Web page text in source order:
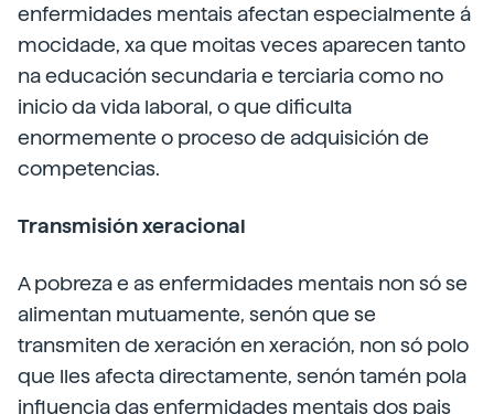
enfermidades mentais afectan especialmente á
mocidade, xa que moitas veces aparecen tanto
na educación secundaria e terciaria como no
inicio da vida laboral, o que dificulta
enormemente o proceso de adquisición de
competencias.
Transmisión xeracional
A pobreza e as enfermidades mentais non só se
alimentan mutuamente, senón que se
transmiten de xeración en xeración, non só polo
que lles afecta directamente, senón tamén pola
influencia das enfermidades mentais dos pais